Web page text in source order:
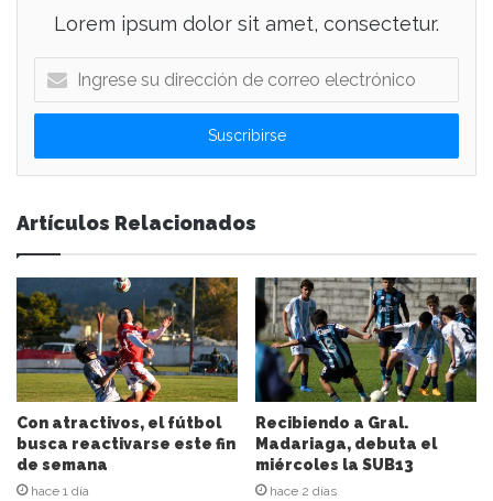
Lorem ipsum dolor sit amet, consectetur.
g
e
s
u
d
i
r
e
c
c
i
ó
n
d
Artículos Relacionados
Con atractivos, el fútbol
busca reactivarse este fin
de semana
hace 1 día
Recibiendo a Gral.
Madariaga, debuta el
miércoles la SUB13
hace 2 días